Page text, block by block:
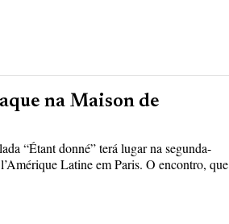
na Maison de
“Étant donné” terá lugar na segunda-
Latine em Paris. O encontro, que